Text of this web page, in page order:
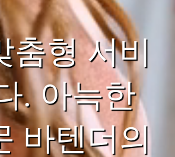
춤형 서비
. 아늑한
바텐더의